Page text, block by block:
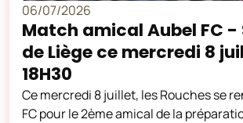
06/07/2026
Match amical Aubel FC
de Liège ce mercredi 8
18H30
Ce mercredi 8 juillet, les Rouches se
FC pour le 2ème amical de la préparation.